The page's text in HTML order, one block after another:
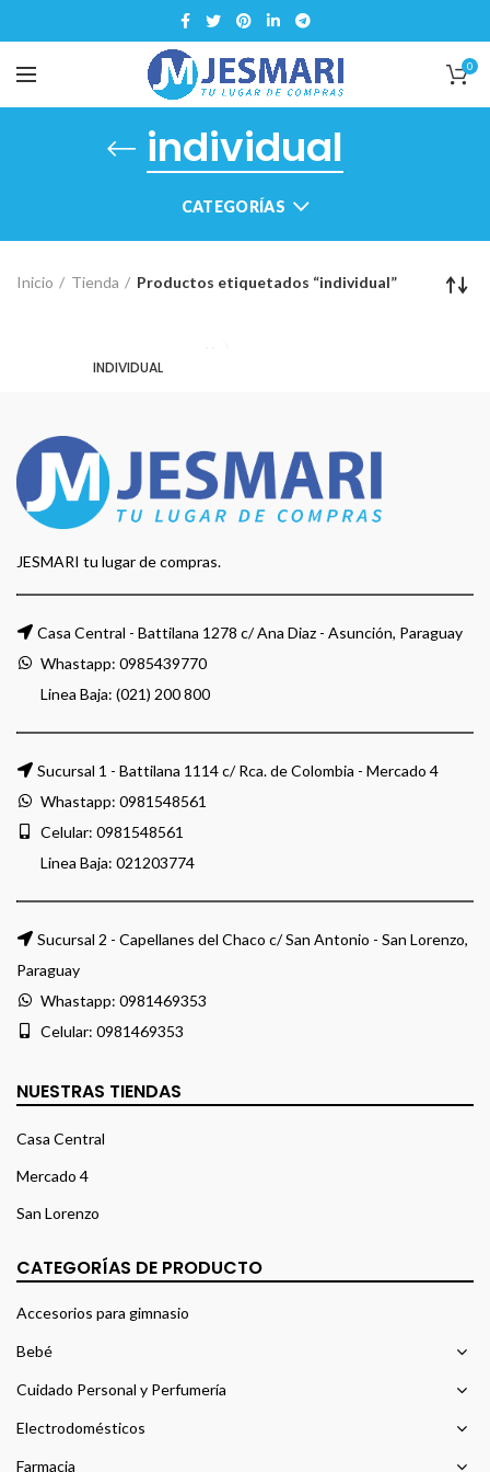
0
individual
CATEGORÍAS
Inicio Tienda Productos etiquetados “individual”
INDIVIDUAL
JESMARI tu lugar de compras.
Casa Central - Battilana 1278 c/ Ana Diaz - Asunción, Paraguay
Whastapp: 0985439770
Linea Baja: (021) 200 800
Sucursal 1 - Battilana 1114 c/ Rca. de Colombia - Mercado 4
Whastapp: 0981548561
Celular: 0981548561
Linea Baja: 021203774
Sucursal 2 - Capellanes del Chaco c/ San Antonio - San Lorenzo,
Paraguay
Whastapp: 0981469353
Celular: 0981469353
NUESTRAS TIENDAS
Casa Central
Mercado 4
San Lorenzo
CATEGORÍAS DE PRODUCTO
Accesorios para gimnasio
Bebé
Cuidado Personal y Perfumería
Electrodomésticos
Farmacia